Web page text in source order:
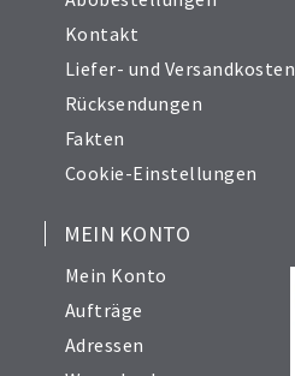
Kontakt
Liefer- und Versandkosten
Rücksendungen
Fakten
Cookie-Einstellungen
MEIN KONTO
Mein Konto
Aufträge
Adressen